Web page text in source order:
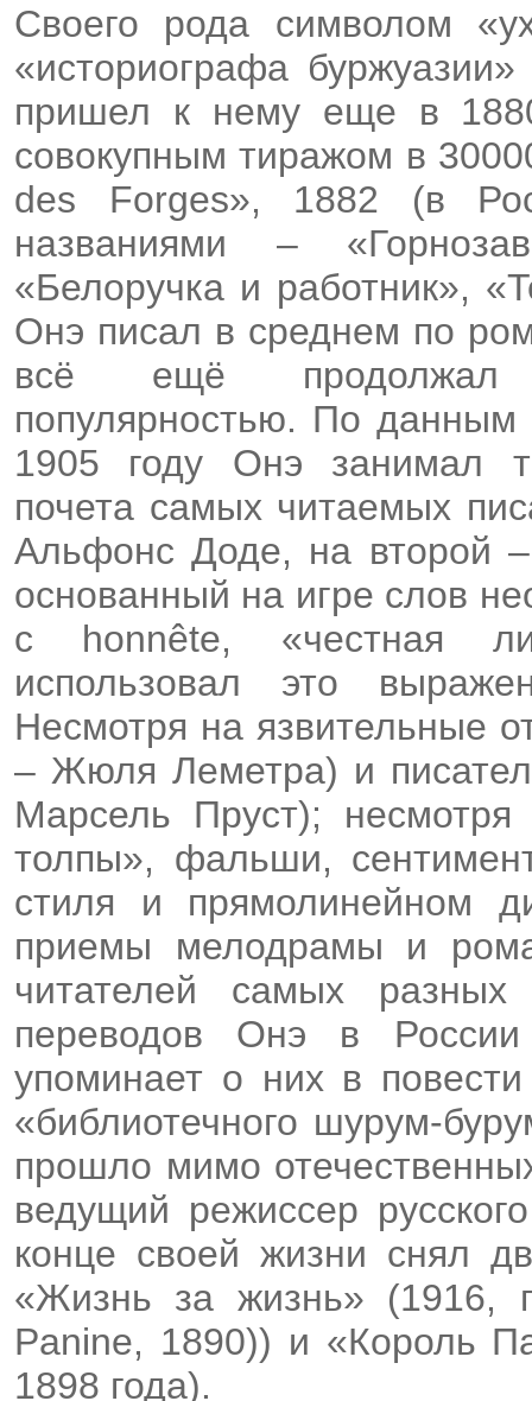
Своего рода символом
«историографа
пришел к нему еще в
совокупным тиражом в
des Forges», 1882 (в
названиями –
«Белоручка и работник»,
Онэ писал в среднем по
всё ещё продолжал
популярностью. По
1905 году Онэ занимал
почета самых читаемых
Альфонс Доде, на второй
основанный на игре слов
с honnête, «честная
использовал это
Несмотря на язвительные
– Жюля Леметра) и
Марсель Пруст); несмотря
толпы», фальши,
стиля и прямолинейном
приемы мелодрамы и
читателей самых
переводов Онэ в
упоминает о них в повести
«библиотечного шурум-
прошло мимо
ведущий режиссер
конце своей жизни снял
«Жизнь за жизнь» (1916,
Panine, 1890)) и «Король
1898 года).